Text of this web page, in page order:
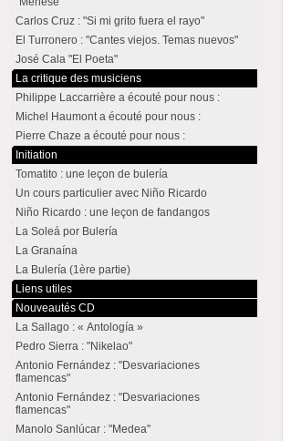
Carlos Cruz : "Si mi grito fuera el rayo"
El Turronero : "Cantes viejos. Temas nuevos"
José Cala "El Poeta"
La critique des musiciens
Philippe Laccarrière a écouté pour nous :
Michel Haumont a écouté pour nous :
Pierre Chaze a écouté pour nous :
Initiation
Tomatito : une leçon de bulería
Un cours particulier avec Niño Ricardo
Niño Ricardo : une leçon de fandangos
La Soleá por Bulería
La Granaína
La Bulería (1ère partie)
Liens utiles
Nouveautés CD
La Sallago : « Antología »
Pedro Sierra : "Nikelao"
Antonio Fernández : "Desvariaciones
flamencas"
Antonio Fernández : "Desvariaciones
flamencas"
Manolo Sanlúcar : "Medea"